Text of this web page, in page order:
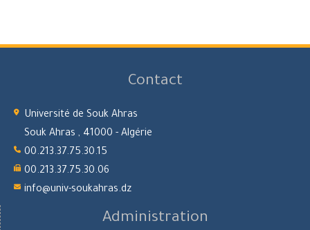
Contact
Université de Souk Ahras
Souk Ahras , 41000 - Algérie
00.213.37.75.30.15
00.213.37.75.30.06
info@univ-soukahras.dz
Administration